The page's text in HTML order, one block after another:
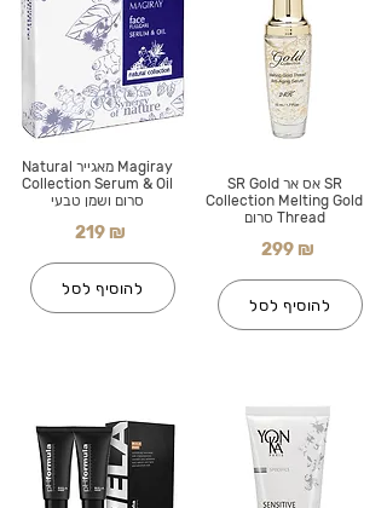
Magiray מאגייר Natural
Collection Serum & Oil
סרום ושמן טבעי
219 ₪
להוסיף לסל
SR אס אר SR Gold
Collection Melting Gold
Thread סרום
299 ₪
להוסיף לסל